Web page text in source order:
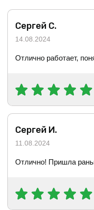
Сергей С.
14.08.2024
Отлично работает,
Сергей И.
11.08.2024
Отлично! Пришла